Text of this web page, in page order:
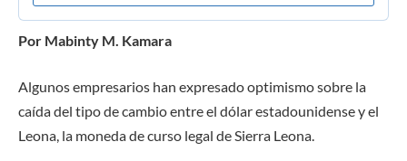
Por Mabinty M. Kamara
Algunos empresarios han expresado optimismo sobre la
caída del tipo de cambio entre el dólar estadounidense y el
Leona, la moneda de curso legal de Sierra Leona.